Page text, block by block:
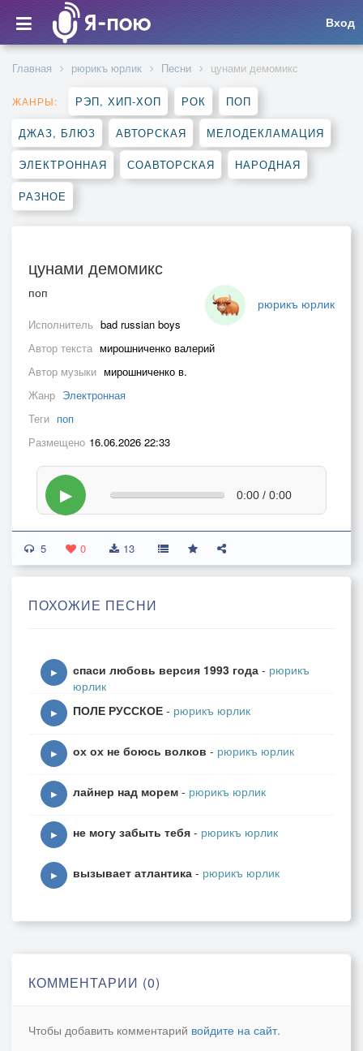
Вход
Главная рюрикъ юрлик Песни цунами демомикс
ЖАНРЫ: РЭП, ХИП-ХОП РОК ПОП
ДЖАЗ, БЛЮЗ АВТОРСКАЯ МЕЛОДЕКЛАМАЦИЯ
ЭЛЕКТРОННАЯ СОАВТОРСКАЯ НАРОДНАЯ
РАЗНОЕ
цунами демомикс
рюрикъ юрлик
поп
Исполнитель bad russian boys
Автор текста мирошниченко валерий
Автор музыки мирошниченко в.
Жанр Электронная
Теги поп
Размещено 16.06.2026 22:33
▶ 0:00 / 0:00
5 0 13
ПОХОЖИЕ ПЕСНИ
▶ спаси любовь версия 1993 года - рюрикъ
юрлик
▶ ПОЛЕ РУССКОЕ - рюрикъ юрлик
▶ ох ох не боюсь волков - рюрикъ юрлик
▶ лайнер над морем - рюрикъ юрлик
▶ не могу забыть тебя - рюрикъ юрлик
▶ вызывает атлантика - рюрикъ юрлик
КОММЕНТАРИИ (0)
Чтобы добавить комментарий войдите на сайт.